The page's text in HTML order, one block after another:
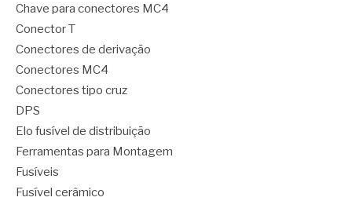
Chave para conectores MC4
Conector T
Conectores de derivação
Conectores MC4
Conectores tipo cruz
DPS
Elo fusível de distribuição
Ferramentas para Montagem
Fusíveis
Fusível cerâmico